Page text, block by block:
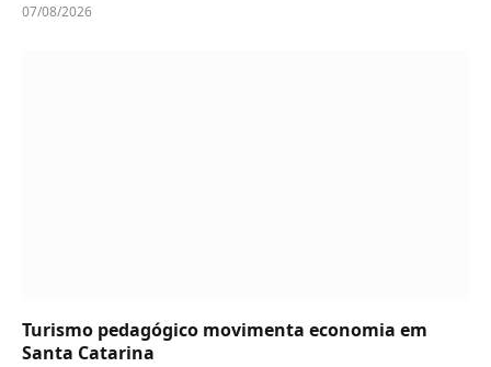
07/08/2026
Turismo pedagógico movimenta economia em
Santa Catarina